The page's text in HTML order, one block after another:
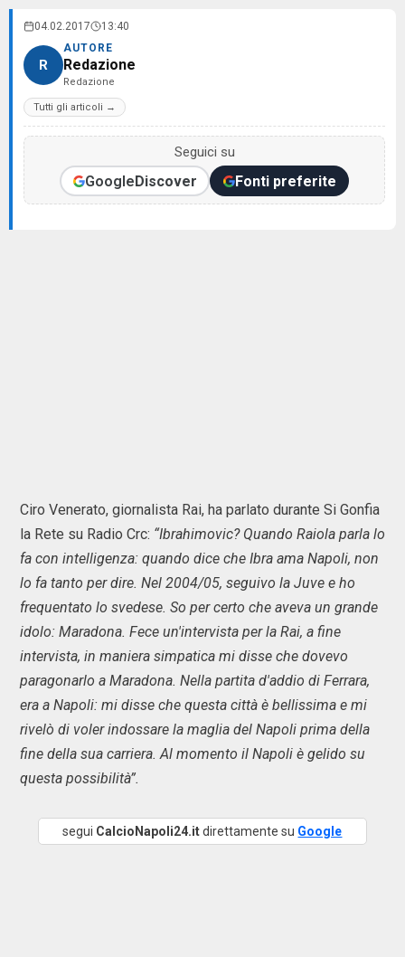
04.02.2017 13:40
R
AUTORE
Redazione
Redazione
Tutti gli articoli →
Seguici su
GoogleDiscover Fonti preferite
Ciro Venerato, giornalista Rai, ha parlato durante Si Gonfia
la Rete su Radio Crc: “Ibrahimovic? Quando Raiola parla lo
fa con intelligenza: quando dice che Ibra ama Napoli, non
lo fa tanto per dire. Nel 2004/05, seguivo la Juve e ho
frequentato lo svedese. So per certo che aveva un grande
idolo: Maradona. Fece un'intervista per la Rai, a fine
intervista, in maniera simpatica mi disse che dovevo
paragonarlo a Maradona. Nella partita d'addio di Ferrara,
era a Napoli: mi disse che questa città è bellissima e mi
rivelò di voler indossare la maglia del Napoli prima della
fine della sua carriera. Al momento il Napoli è gelido su
questa possibilità”.
segui CalcioNapoli24.itdirettamente su Google